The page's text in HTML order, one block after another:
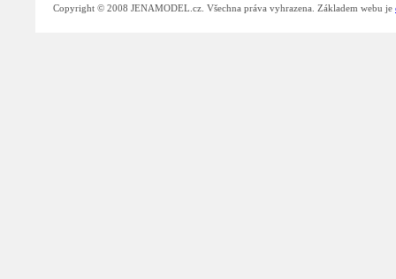
Copyright © 2008 JENAMODEL.cz. Všechna práva vyhrazena. Základem webu je